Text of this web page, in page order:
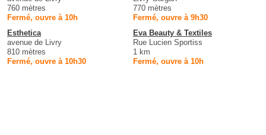
760 mètres
Fermé, ouvre à 10h
770 mètres
Fermé, ouvre à 9h30
Esthetica
avenue de Livry
810 mètres
Fermé, ouvre à 10h30
Eva Beauty & Textiles
Rue Lucien Sportiss
1 km
Fermé, ouvre à 10h